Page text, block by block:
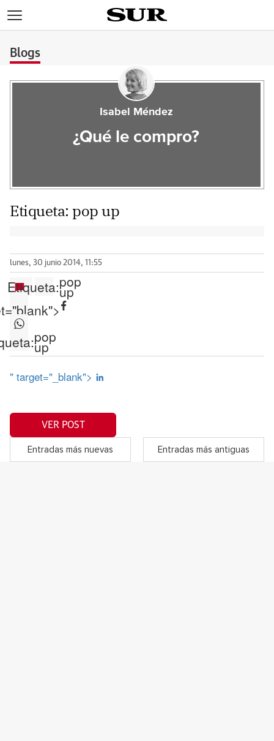
Blogs
Isabel Méndez
¿Qué le compro?
Etiqueta: pop up
lunes, 30 junio 2014, 11:55
Etiqueta:pop
up
pop
up
" target="_blank">
VER POST
Entradas más nuevas Entradas más antiguas